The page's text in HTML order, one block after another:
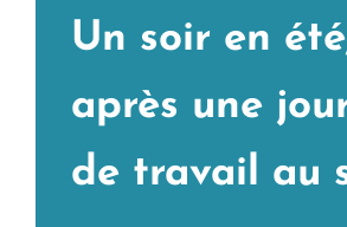
Un soir en
après une
de travail au